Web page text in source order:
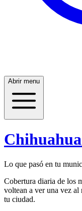
Abrir menu
Lo que pasó en tu
Cobertura diaria de los
voltean a ver una vez
tu ciudad.